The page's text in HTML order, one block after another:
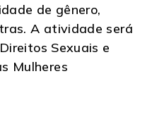
de gênero,
A atividade será
Sexuais e
Mulheres